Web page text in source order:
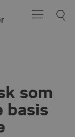
som
basis